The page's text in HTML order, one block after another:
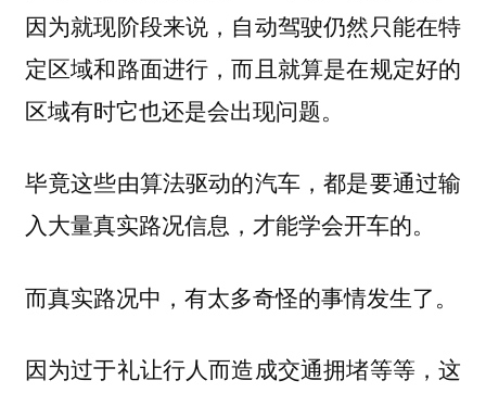
因为就现阶段来说，自动驾驶仍然只能在特
定区域和路面进行，而且就算是在规定好的
区域有时它也还是会出现问题。
毕竟这些由算法驱动的汽车，都是要通过输
入大量真实路况信息，才能学会开车的。
而真实路况中，有太多奇怪的事情发生了。
因为过于礼让行人而造成交通拥堵等等，这